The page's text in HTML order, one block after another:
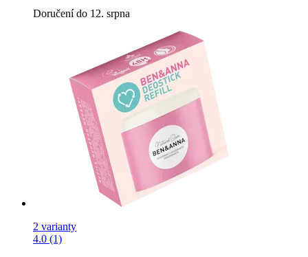
Doručení do 12. srpna
2 varianty
4.0 (1)